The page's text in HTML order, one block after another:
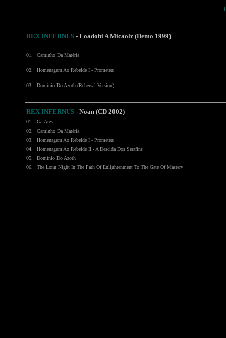
REX INFERNUS - Loadohi A Micaolz (Demo 1999)
01. Caminho Da Matéria
02. Homenagem Ao Rebelde I - Prometeu
03. Domínio Do Azoth (Rehersal Version)
REX INFERNUS - Noan (CD 2002)
01.
GaiAres
02.
Caminho Da Matéria
03.
Homenagem Ao Rebelde I - Prometeu
04.
Homenagem Ao Rebelde II - A Descida Dos Serafins
05.
Domínio Do Azoth
06.
The Long Night In The Path Of Enlightenment To The Gate Of Mastery